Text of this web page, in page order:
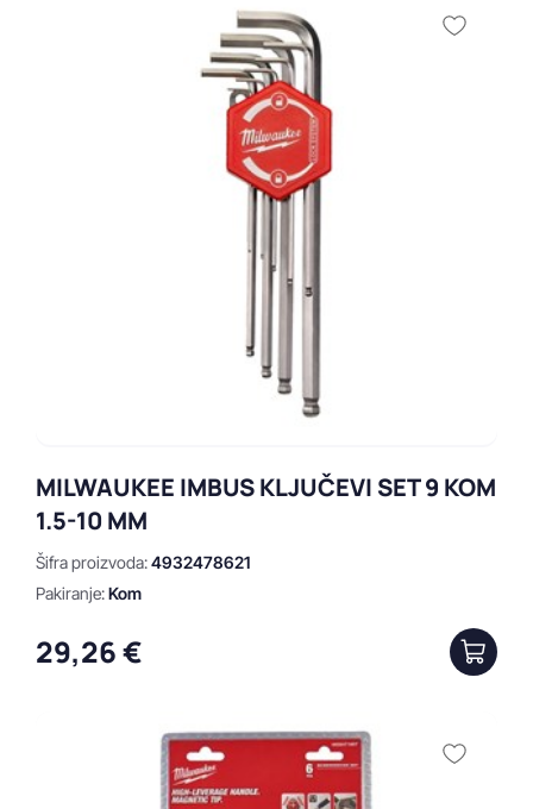
MILWAUKEE IMBUS KLJUČEVI SET 9 KOM
1.5-10 MM
Šifra proizvoda:4932478621
Pakiranje:Kom
29,26 €